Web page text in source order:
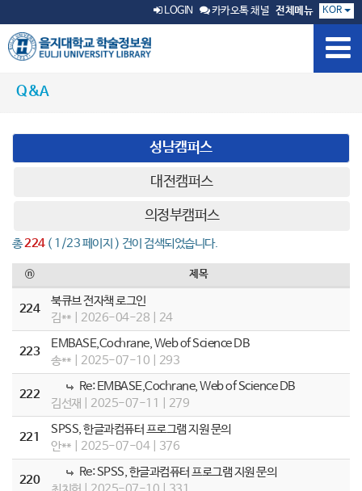
LOGIN 카카오톡 채널 전체메뉴 KOR
Q&A
성남캠퍼스
대전캠퍼스
의정부캠퍼스
총224( 1/23 페이지 ) 건이 검색되었습니다.
ⓝ 제목
224
북큐브 전자책 로그인
김** | 2026-04-28 | 24
223
EMBASE,Cochrane, Web of Science DB
송** | 2025-07-10 | 293
222
Re: EMBASE,Cochrane, Web of Science DB
김선재 | 2025-07-11 | 279
221
SPSS, 한글과컴퓨터 프로그램 지원 문의
안** | 2025-07-04 | 376
220
Re: SPSS, 한글과컴퓨터 프로그램 지원 문의